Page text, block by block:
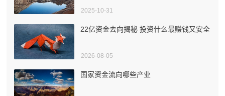
2025-10-31
22亿资金去向揭秘 投资什么最赚钱又安全
2026-08-05
国家资金流向哪些产业